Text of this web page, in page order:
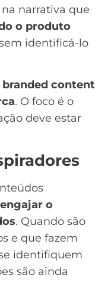
narrativa que
o produto
identificá-lo
content
. O foco é o
deve estar
engajar o
. Quando são
e que fazem
identifiquem
são ainda